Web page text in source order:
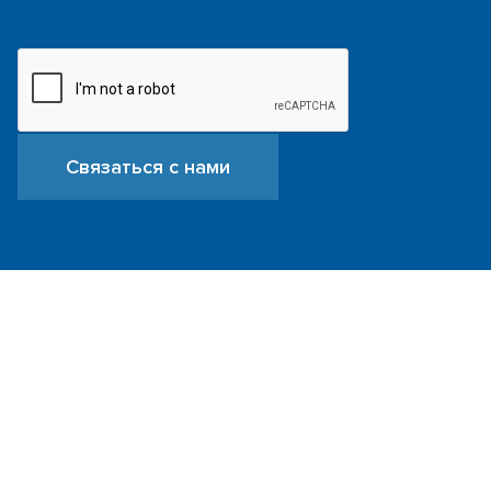
Связаться с нами